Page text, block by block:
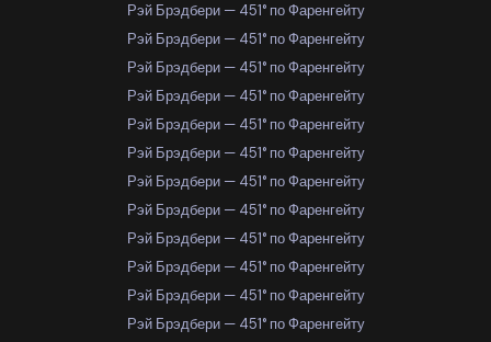
Рэй Брэдбери — 451° по Фаренгейту
Рэй Брэдбери — 451° по Фаренгейту
Рэй Брэдбери — 451° по Фаренгейту
Рэй Брэдбери — 451° по Фаренгейту
Рэй Брэдбери — 451° по Фаренгейту
Рэй Брэдбери — 451° по Фаренгейту
Рэй Брэдбери — 451° по Фаренгейту
Рэй Брэдбери — 451° по Фаренгейту
Рэй Брэдбери — 451° по Фаренгейту
Рэй Брэдбери — 451° по Фаренгейту
Рэй Брэдбери — 451° по Фаренгейту
Рэй Брэдбери — 451° по Фаренгейту